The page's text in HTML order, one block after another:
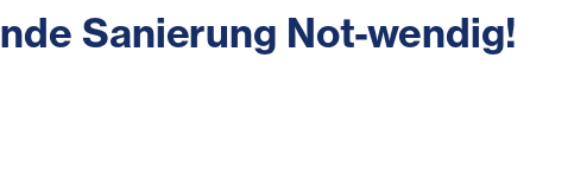
Sanierung Not-wendig!